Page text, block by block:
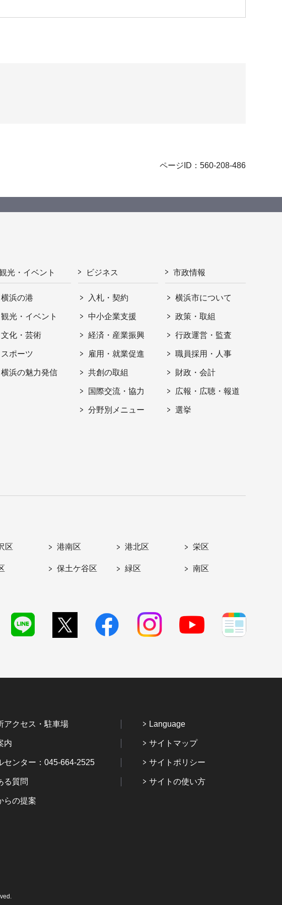
ページID：560-208-486
光・イベント
横浜の港
観光・イベント
文化・芸術
スポーツ
横浜の魅力発信
ビジネス
入札・契約
中小企業支援
経済・産業振興
雇用・就業促進
共創の取組
国際交流・協力
分野別メニュー
市政情報
横浜市について
政策・取組
行政運営・監査
職員採用・人事
財政・会計
広報・広聴・報道
選挙
区 港南区 港北区 栄区
保土ケ谷区 緑区 南区
アクセス・駐車場
内
センター：045-664-2525
る質問
らの提案
Language
サイトマップ
サイトポリシー
サイトの使い方